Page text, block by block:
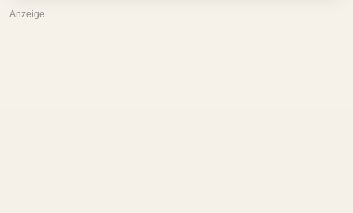
Anzeige